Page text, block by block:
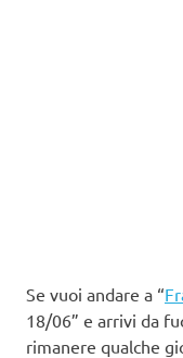
Se vuoi andare a “
18/06” e arrivi da
rimanere qualche